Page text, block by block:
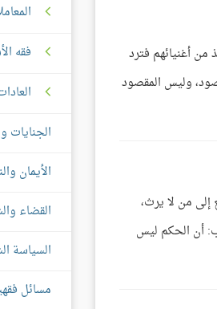
أغنيائهم فترد
وليس المقصود
إلى من لا يرث،
أن الحكم ليس
فقه
الجنايات
الأيمان
القضاء
السياسة
مسائل